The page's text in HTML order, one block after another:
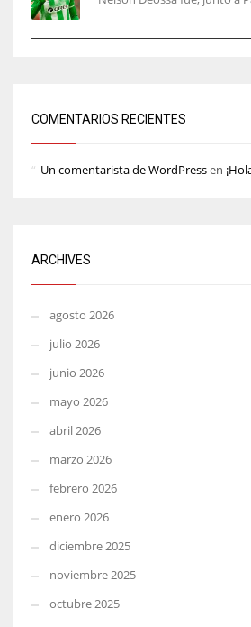
COMENTARIOS RECIENTES
Un comentarista de WordPressen
ARCHIVES
agosto 2026
julio 2026
junio 2026
mayo 2026
abril 2026
marzo 2026
febrero 2026
enero 2026
diciembre 2025
noviembre 2025
octubre 2025